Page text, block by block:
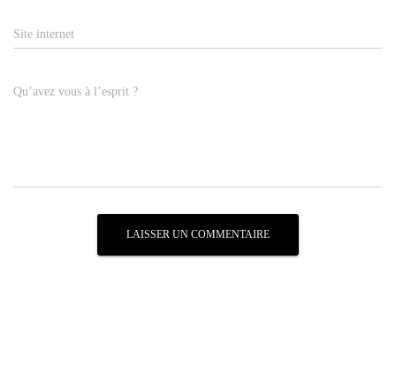
Site internet
Qu’avez vous à l’esprit ?